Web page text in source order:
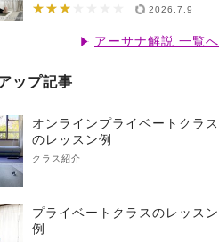
★★★
★★★★★★★ 2026.7.9
アーサナ解説 一覧へ
ップ記事
オンラインプライベートクラス
のレッスン例
クラス紹介
プライベートクラスのレッスン
例